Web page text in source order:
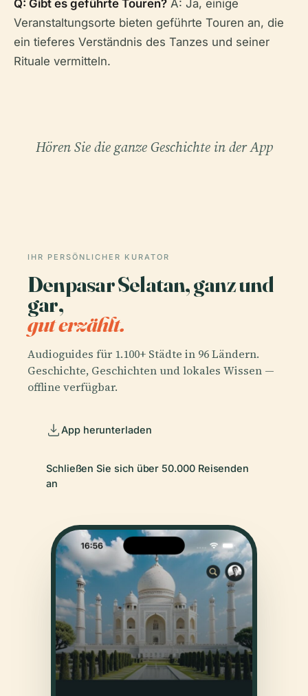
Q: Gibt es geführte Touren? A: Ja, einige
Veranstaltungsorte bieten geführte Touren an, die
ein tieferes Verständnis des Tanzes und seiner
Rituale vermitteln.
Hören Sie die ganze Geschichte in der App
IHR PERSÖNLICHER KURATOR
Denpasar Selatan, ganz und
gar,
gut erzählt.
Audioguides für 1.100+ Städte in 96 Ländern.
Geschichte, Geschichten und lokales Wissen —
offline verfügbar.
App herunterladen
Schließen Sie sich über 50.000 Reisenden
an